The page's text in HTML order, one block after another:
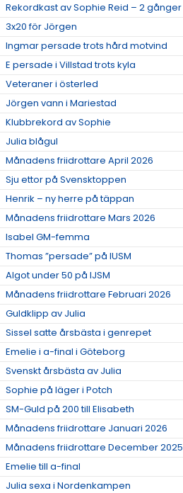
Rekordkast av Sophie Reid – 2 gånger
3x20 för Jörgen
Ingmar persade trots hård motvind
E persade i Villstad trots kyla
Veteraner i österled
Jörgen vann i Mariestad
Klubbrekord av Sophie
Julia blågul
Månadens friidrottare April 2026
Sju ettor på Svensktoppen
Henrik – ny herre på täppan
Månadens friidrottare Mars 2026
Isabel GM-femma
Thomas ”persade” på IUSM
Algot under 50 på IJSM
Månadens friidrottare Februari 2026
Guldklipp av Julia
Sissel satte årsbästa i genrepet
Emelie i a-final i Göteborg
Svenskt årsbästa av Julia
Sophie på läger i Potch
SM-Guld på 200 till Elisabeth
Månadens friidrottare Januari 2026
Månadens friidrottare December 2025
Emelie till a-final
Julia sexa i Nordenkampen